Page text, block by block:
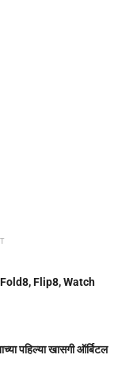
Flip8, Watch
पहिल्या खासगी ऑर्बिटल